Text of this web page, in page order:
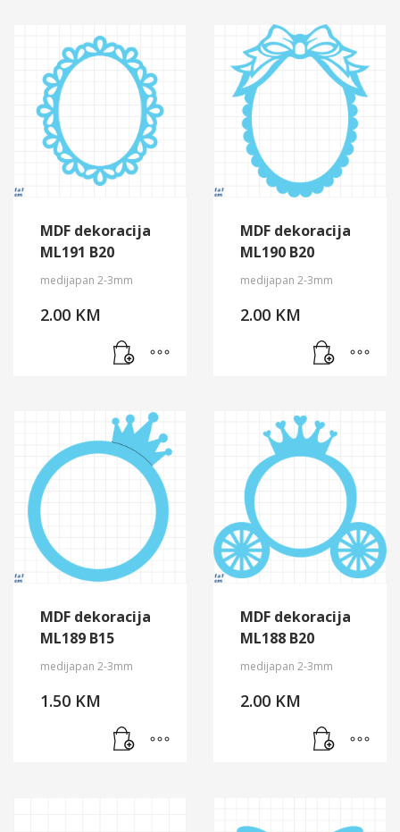
MDF dekoracija
ML191 B20
medijapan 2-3mm
2.00 KM
MDF dekoracija
ML190 B20
medijapan 2-3mm
2.00 KM
MDF dekoracija
ML189 B15
medijapan 2-3mm
1.50 KM
MDF dekoracija
ML188 B20
medijapan 2-3mm
2.00 KM